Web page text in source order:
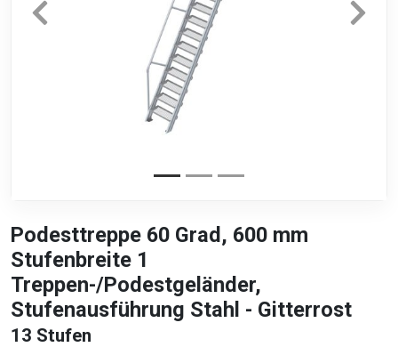
Podesttreppe 60 Grad, 600 mm
Stufenbreite 1
Treppen-/Podestgeländer,
Stufenausführung Stahl - Gitterrost
13 Stufen